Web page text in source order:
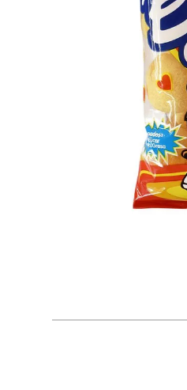
lácteos y refrigerados
vinos y licores
cuidado del bebé
otros